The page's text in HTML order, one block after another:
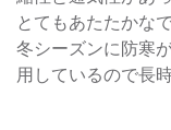
とてもあたたかな
冬シーズンに防寒
用しているので長